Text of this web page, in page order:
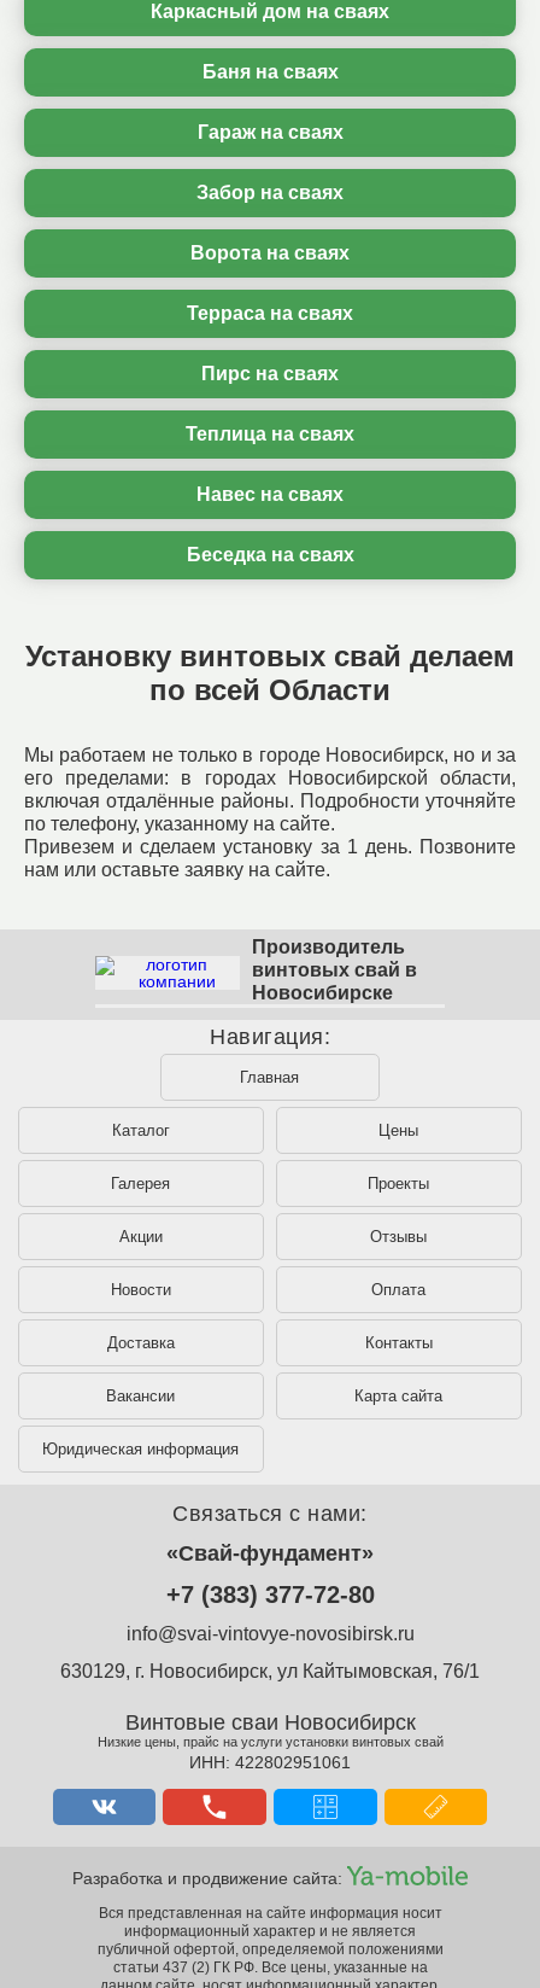
Каркасный дом на сваях
Баня на сваях
Гараж на сваях
Забор на сваях
Ворота на сваях
Терраса на сваях
Пирс на сваях
Теплица на сваях
Навес на сваях
Беседка на сваях
Установку винтовых свай делаем
по всей Области
Мы работаем не только в городе Новосибирск, но и за
его пределами: в городах Новосибирской области,
включая отдалённые районы. Подробности уточняйте
по телефону, указанному на сайте.
Привезем и сделаем установку за 1 день. Позвоните
нам или оставьте заявку на сайте.
Производитель
винтовых свай в
Новосибирске
Навигация:
Главная
Каталог Цены
Галерея Проекты
Акции Отзывы
Новости Оплата
Доставка Контакты
Вакансии Карта сайта
Юридическая информация
Связаться с нами:
«Свай-фундамент»
+7 (383) 377-72-80
info@svai-vintovye-novosibirsk.ru
630129, г. Новосибирск, ул Кайтымовская, 76/1
Винтовые сваи Новосибирск
Низкие цены, прайс на услуги установки винтовых свай
ИНН: 422802951061
Разработка и продвижение сайта:
Вся представленная на сайте информация носит
информационный характер и не является
публичной офертой, определяемой положениями
статьи 437 (2) ГК РФ. Все цены, указанные на